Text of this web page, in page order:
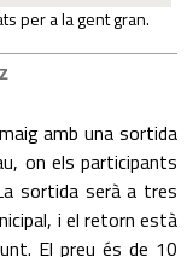
per a la gent gran.
amb una sortida
on els participants
sortida serà a tres
i el retorn està
El preu és de 10